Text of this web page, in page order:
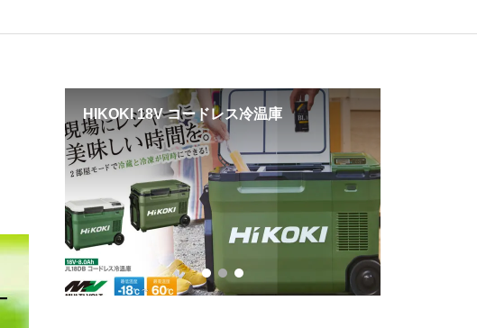
Banner
DHC-DSシリーズ メモリー保持
用バックアップ電源 MSX バッ
テリーシステムアナライザー D
S7 / DS5 / DS4 / マルチ機能イ
HIKOKI 18V コードレス冷温庫